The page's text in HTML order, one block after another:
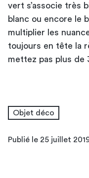
vert s’associe très
blanc ou encore le
multiplier les
toujours en tête la
mettez pas plus de
Objet déco
Publié le 25 juillet